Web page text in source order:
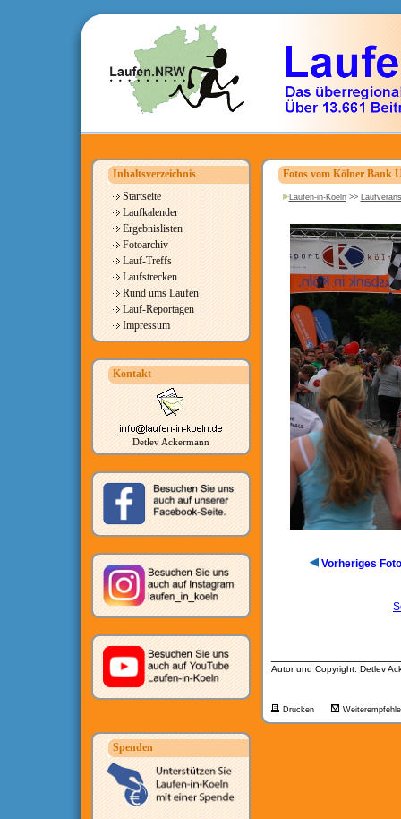
Inhaltsverzeichnis
Startseite
Laufkalender
Ergebnislisten
Fotoarchiv
Lauf-Treffs
Laufstrecken
Rund ums Laufen
Lauf-Reportagen
Impressum
Kontakt
Detlev Ackermann
Spenden
Fotos vom Kölner Bank
Laufen-in-Koeln>>
Vorheriges Foto
Autor und Copyright: Detlev
Drucken